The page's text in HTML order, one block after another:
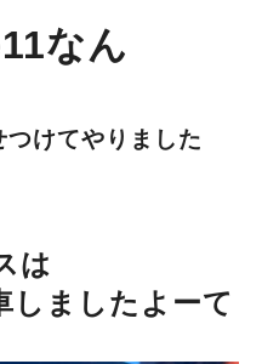
なん
けてやりました
は
しましたよーて